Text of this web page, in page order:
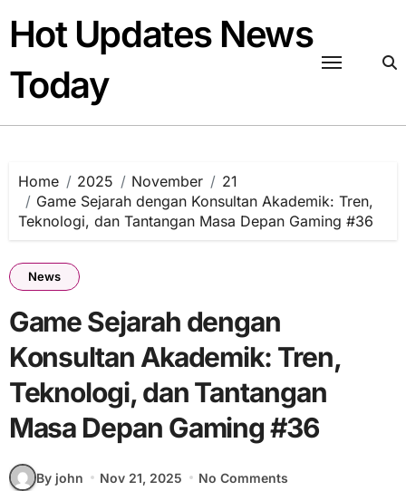
content
Hot Updates News
Today
Home 2025 November
21
Game Sejarah dengan Konsultan Akademik: Tren,
Teknologi, dan Tantangan Masa Depan Gaming #36
News
Game Sejarah dengan
Konsultan Akademik: Tren,
Teknologi, dan Tantangan
Masa Depan Gaming #36
By john Nov 21, 2025 No Comments